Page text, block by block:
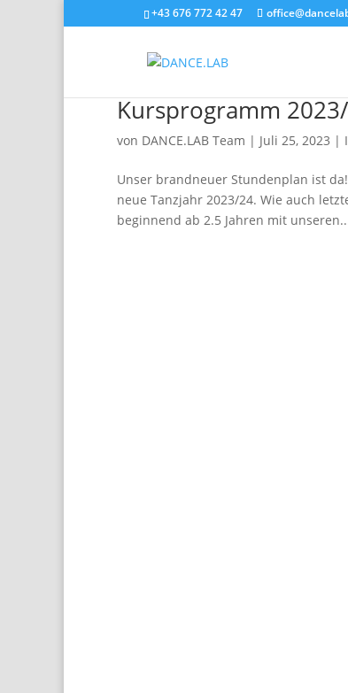
+43 676 772 42 47
Kursprogramm
von DANCE.LAB Team | Juli 25, 2023 |
Unser brandneuer Stundenplan ist
neue Tanzjahr 2023/24. Wie auch
beginnend ab 2.5 Jahren mit